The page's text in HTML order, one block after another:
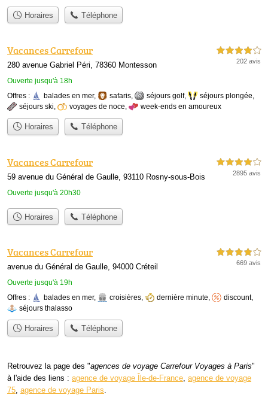
Horaires Téléphone
Vacances Carrefour
280 avenue Gabriel Péri, 78360 Montesson
Ouverte jusqu'à 18h
4,0 étoiles sur 5
202 avis
Offres : balades en mer, safaris, séjours golf, séjours plongée,
séjours ski, voyages de noce, week-ends en amoureux
Horaires Téléphone
Vacances Carrefour
59 avenue du Général de Gaulle, 93110 Rosny-sous-Bois
Ouverte jusqu'à 20h30
4,0 étoiles sur 5
2895 avis
Horaires Téléphone
Vacances Carrefour
avenue du Général de Gaulle, 94000 Créteil
Ouverte jusqu'à 19h
4,0 étoiles sur 5
669 avis
Offres : balades en mer, croisières, dernière minute, discount,
séjours thalasso
Horaires Téléphone
Retrouvez la page des "agences de voyage Carrefour Voyages à Paris"
à l'aide des liens : agence de voyage Île-de-France, agence de voyage
75, agence de voyage Paris.